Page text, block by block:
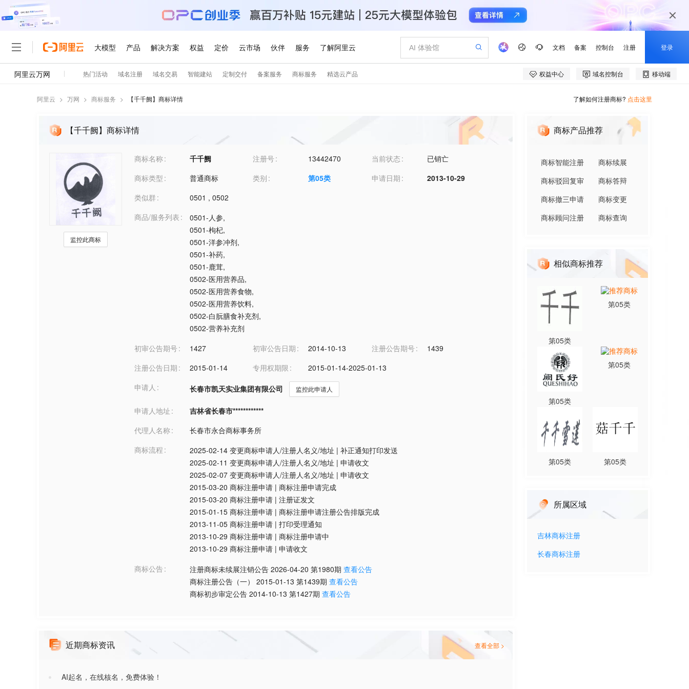
阿里云 > 万网 > 商标服务 > 【千千阙】商标详情 了解如何注册商标? 点击这里
【千千阙】商标详情
监控此商标
商标名称 千千阙 注册号 13442470 当前状态
已销亡
商标类型
普通商标 类别 第05类 申请日期
2013-10-29
类似群
0501 , 0502
商品/服务列表
0501-人参,
0501-枸杞,
0501-洋参冲剂,
0501-补药,
0501-鹿茸,
0502-医用营养品,
0502-医用营养食物,
0502-医用营养饮料,
0502-白朊膳食补充剂,
0502-营养补充剂
初审公告期号
1427 初审公告日期 2014-10-13 注册公告期号
1439
注册公告日期
2015-01-14 专用权期限
2015-01-14-2025-01-13
申请人
长春市凯天实业集团有限公司 监控此申请人
申请人地址
吉林省长春市************
代理人名称
长春市永合商标事务所
商标流程
2025-02-14 变更商标申请人/注册人名义/地址 | 补正通知打印发送
2025-02-11 变更商标申请人/注册人名义/地址 | 申请收文
2025-02-07 变更商标申请人/注册人名义/地址 | 申请收文
2015-03-20 商标注册申请 | 商标注册申请完成
2015-03-20 商标注册申请 | 注册证发文
2015-01-15 商标注册申请 | 商标注册申请注册公告排版完成
2013-11-05 商标注册申请 | 打印受理通知
2013-10-29 商标注册申请 | 商标注册申请中
2013-10-29 商标注册申请 | 申请收文
商标公告
注册商标未续展注销公告 2026-04-20 第1980期 查看公告
商标注册公告（一）
2015-01-13 第1439期 查看公告
商标初步审定公告 2014-10-13 第1427期 查看公告
近期商标资讯 查看全部 >
AI起名，在线核名，免费体验！
商标产品推荐
商标智能注册
商标续展
商标驳回复审
商标答辩
商标撤三申请
商标变更
商标顾问注册
商标查询
相似商标推荐
第05类
第05类
第05类
第05类
第05类 第05类
所属区域
吉林商标注册
长春商标注册